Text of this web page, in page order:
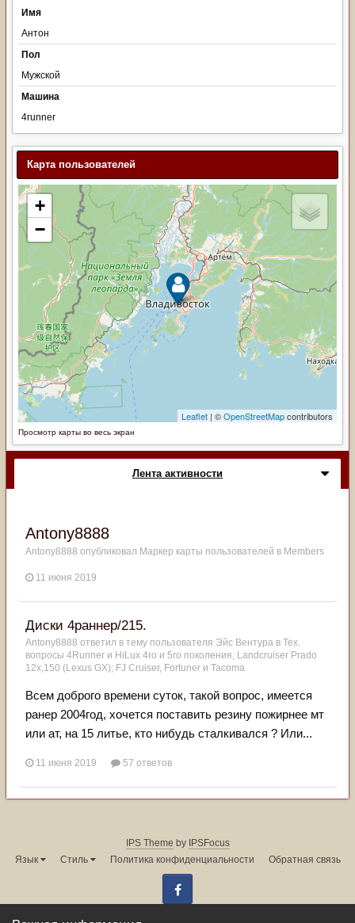
Имя
Антон
Пол
Мужской
Машина
4runner
Карта пользователей
Просмотр карты во весь экран
Лента активности
Antony8888
Antony8888 опубликовал Маркер карты пользователей в Members
11 июня 2019
Диски 4раннер/215.
Antony8888 ответил в тему пользователя Эйс Вентура в Тех.
вопросы 4Runner и HiLux 4го и 5го поколения; Landсruiser Prado
12x,150 (Lexus GX); FJ Cruiser, Fortuner и Tacoma
Всем доброго времени суток, такой вопрос, имеется
ранер 2004год, хочется поставить резину пожирнее мт
или ат, на 15 литье, кто нибудь сталкивался ? Или...
11 июня 2019 57 ответов
IPS Theme by IPSFocus
Язык
Стиль Политика конфиденциальности Обратная связь
Администрация форума: